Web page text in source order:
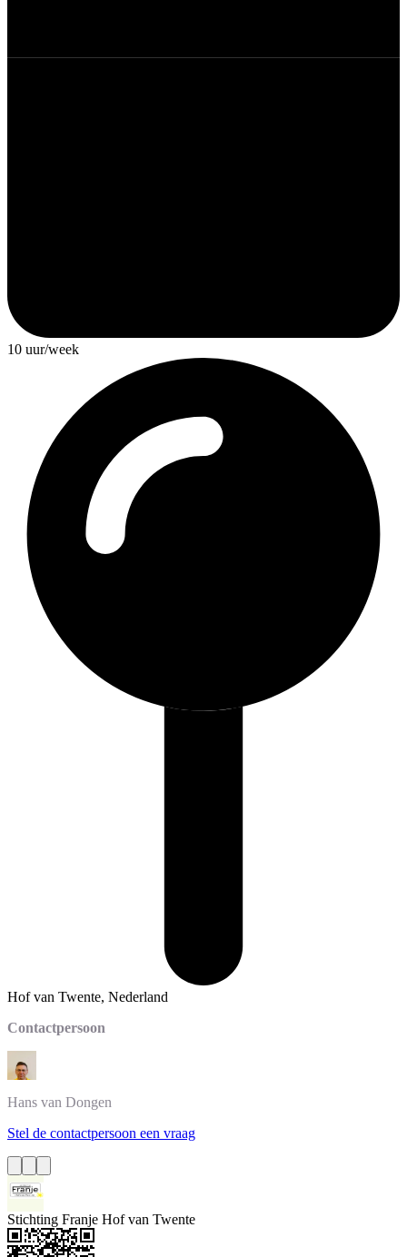
10 uur/week
Hof van Twente, Nederland
Contactpersoon
Hans van Dongen
Stel de contactpersoon een vraag
Stichting Franje Hof van Twente